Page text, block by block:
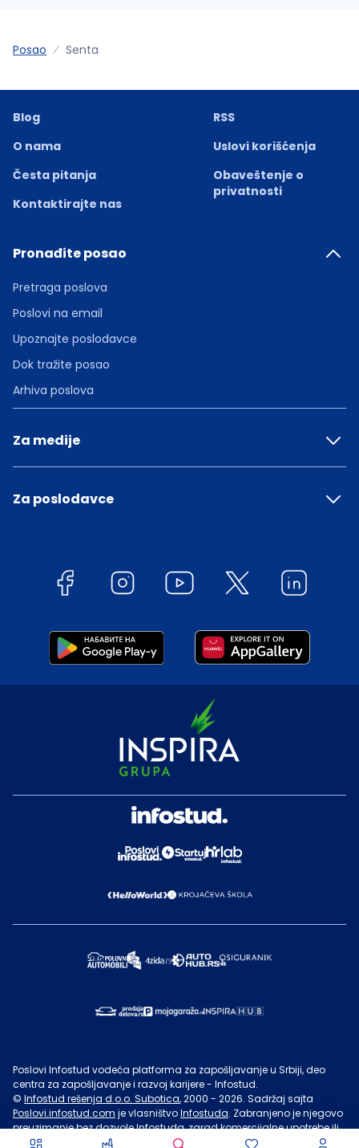
Posao Senta
Blog
O nama
Česta pitanja
Kontaktirajte nas
RSS
Uslovi korišćenja
Obaveštenje o
privatnosti
Pronađite posao
Pretraga poslova
Poslovi na email
Upoznajte poslodavce
Dok tražite posao
Arhiva poslova
Za medije
Za poslodavce
Poslovi Infostud vodeća platforma za zapošljavanje u Srbiji, deo
centra za zapošljavanje i razvoj karijere - Infostud.
© Infostud rešenja d.o.o. Subotica, 2000 - 2026. Sadržaj sajta
Poslovi.infostud.com je vlasništvoInfostuda. Zabranjeno je njegovo
preuzimanje bez dozvoleInfostuda, zarad komercijalne upotrebe ili
u druge svrhe, osim za lične potrebe posetilaca sajta.